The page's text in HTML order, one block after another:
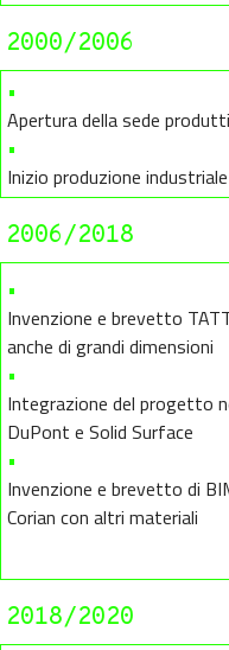
2000/2006
•
Apertura della sede
•
Inizio produzione
2006/2018
•
Invenzione e brevetto
anche di grandi dimensioni
•
Integrazione del progetto
DuPont e Solid Surface
•
Invenzione e brevetto di
Corian con altri materiali
2018/2020